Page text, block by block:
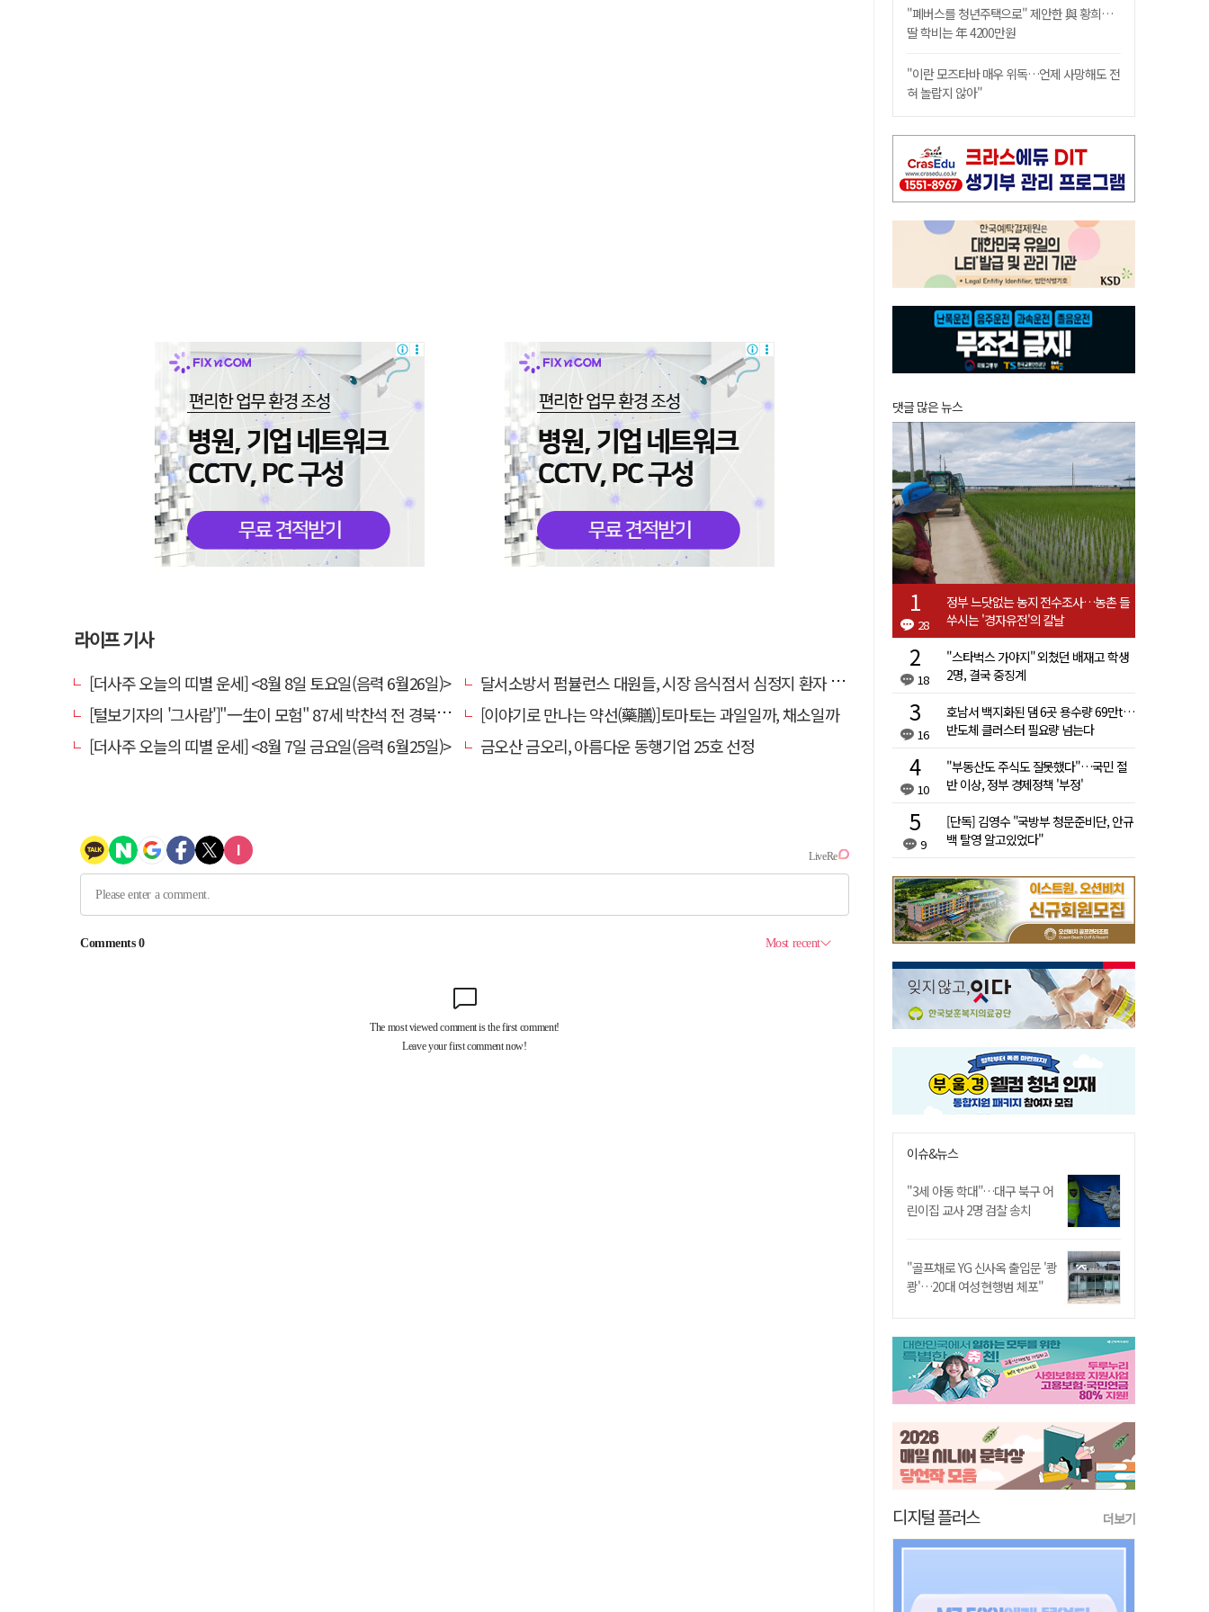
라이프 기사
[더사주 오늘의 띠별 운세] <8월 8일 토요일(음력 6월26일)>
달서소방서 펌뷸런스 대원들, 시장 음식점서 심정지 환자 생명 살려
[털보기자의 '그사람']"一生이 모험" 87세 박찬석 전 경북대 총장
[이야기로 만나는 약선(藥膳)]토마토는 과일일까, 채소일까
[더사주 오늘의 띠별 운세] <8월 7일 금요일(음력 6월25일)>
금오산 금오리, 아름다운 동행기업 25호 선정
"폐버스를 청년주택으로" 제안한 與 황희…
딸 학비는 年 4200만원
"이란 모즈타바 매우 위독…언제 사망해도 전
혀 놀랍지 않아"
댓글 많은 뉴스
28
정부 느닷없는 농지 전수조사…농촌 들
쑤시는 '경자유전'의 칼날
18
"스타벅스 가야지" 외쳤던 배재고 학생
2명, 결국 중징계
16
호남서 백지화된 댐 6곳 용수량 69만t…
반도체 클러스터 필요량 넘는다
10
"부동산도 주식도 잘못했다"…국민 절
반 이상, 정부 경제정책 '부정'
9
[단독] 김영수 "국방부 청문준비단, 안규
백 탈영 알고있었다"
이슈&뉴스
"3세 아동 학대"…대구 북구 어
린이집 교사 2명 검찰 송치
"골프채로 YG 신사옥 출입문 '쾅
쾅'…20대 여성 현행범 체포"
디지털 플러스 더보기